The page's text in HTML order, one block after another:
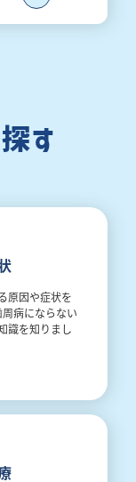
す
原因や症状を
周病にならない
識を知りまし